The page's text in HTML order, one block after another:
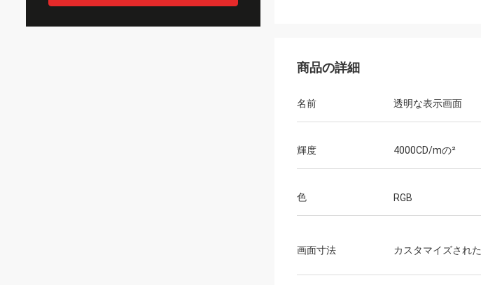
商品の詳細
名前 透明な表示画面
輝度 4000CD/mの²
色 RGB
画面寸法 カスタマイズされた